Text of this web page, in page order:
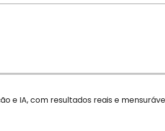
e IA, com resultados reais e